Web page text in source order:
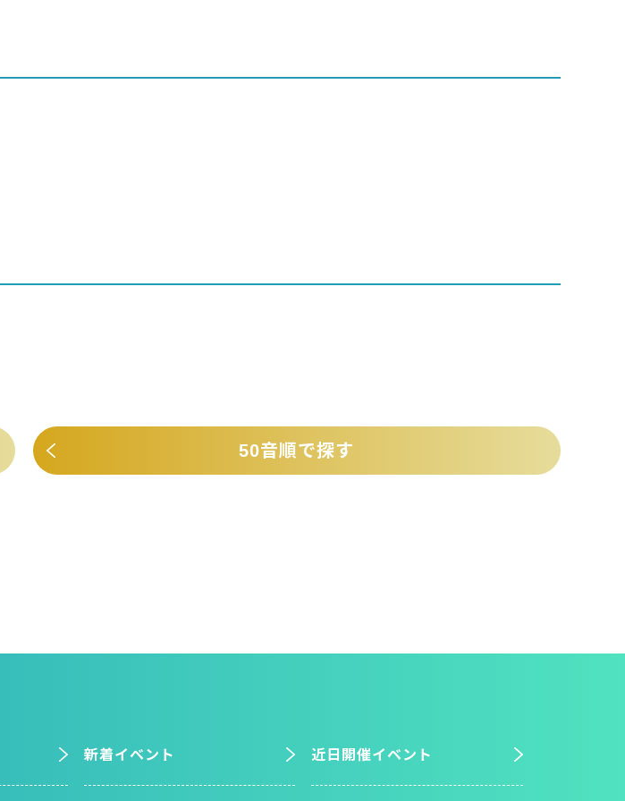
50音順で探す
新着イベント 近日開催イベント